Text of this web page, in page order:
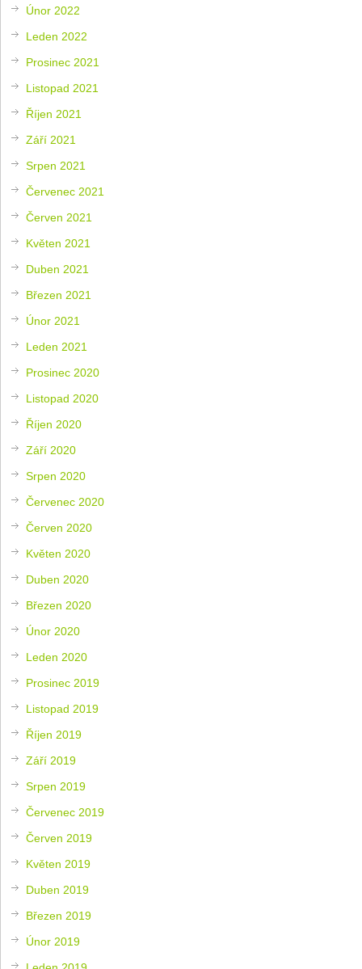
Únor 2022
Leden 2022
Prosinec 2021
Listopad 2021
Říjen 2021
Září 2021
Srpen 2021
Červenec 2021
Červen 2021
Květen 2021
Duben 2021
Březen 2021
Únor 2021
Leden 2021
Prosinec 2020
Listopad 2020
Říjen 2020
Září 2020
Srpen 2020
Červenec 2020
Červen 2020
Květen 2020
Duben 2020
Březen 2020
Únor 2020
Leden 2020
Prosinec 2019
Listopad 2019
Říjen 2019
Září 2019
Srpen 2019
Červenec 2019
Červen 2019
Květen 2019
Duben 2019
Březen 2019
Únor 2019